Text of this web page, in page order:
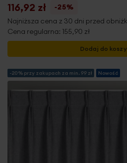
116,92 zł
-25%
Najniższa cena z 30 dni przed
Cena regularna: 155,90 zł
Dodaj do
-20% przy zakupach za min. 99 zł Nowość